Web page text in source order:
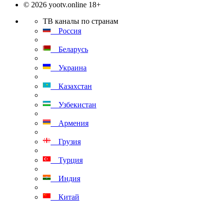
© 2026 yootv.online 18+
ТВ каналы по странам
Россия
Беларусь
Украина
Казахстан
Узбекистан
Армения
Грузия
Турция
Индия
Китай